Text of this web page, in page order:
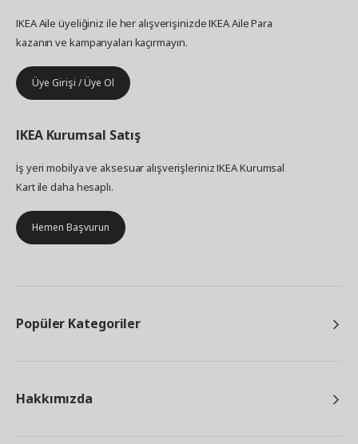
IKEA Aile üyeliğiniz ile her alışverişinizde IKEA Aile Para
kazanın ve kampanyaları kaçırmayın.
Üye Girişi / Üye Ol
IKEA Kurumsal Satış
İş yeri mobilya ve aksesuar alışverişleriniz IKEA Kurumsal
Kart ile daha hesaplı.
Hemen Başvurun
Popüler Kategoriler
Hakkımızda